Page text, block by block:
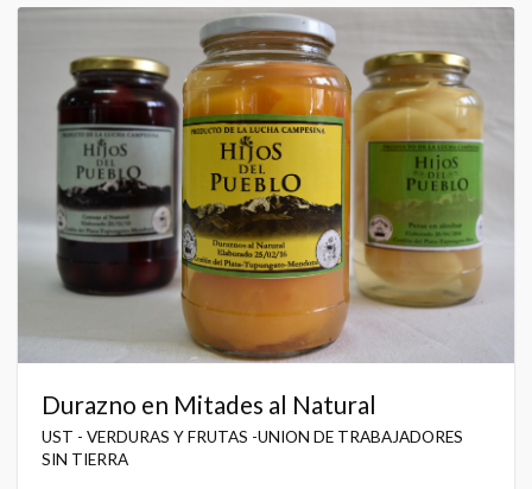
Durazno en Mitades al Natural
UST - VERDURAS Y FRUTAS -UNION DE TRABAJADORES
SIN TIERRA